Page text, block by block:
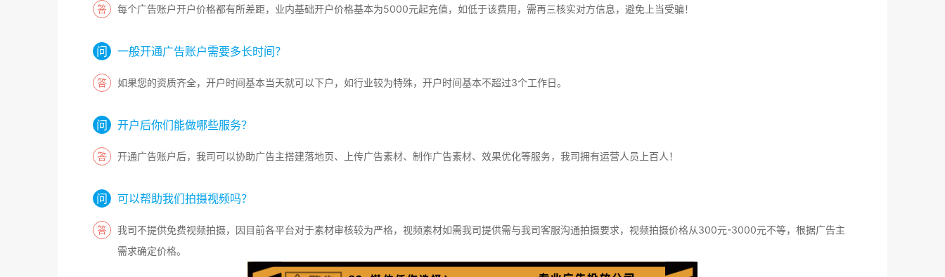
每个广告账户开户价格都有所差距，业内基础开户价格基本为5000元起充值，如低于该费用，需再三核实对方信息，避免上当受骗！
一般开通广告账户需要多长时间？
如果您的资质齐全，开户时间基本当天就可以下户，如行业较为特殊，开户时间基本不超过3个工作日。
开户后你们能做哪些服务？
开通广告账户后，我司可以协助广告主搭建落地页、上传广告素材、制作广告素材、效果优化等服务，我司拥有运营人员上百人！
可以帮助我们拍摄视频吗？
我司不提供免费视频拍摄，因目前各平台对于素材审核较为严格，视频素材如需我司提供需与我司客服沟通拍摄要求，视频拍摄价格从300元-3000元不等，根据广告主
需求确定价格。